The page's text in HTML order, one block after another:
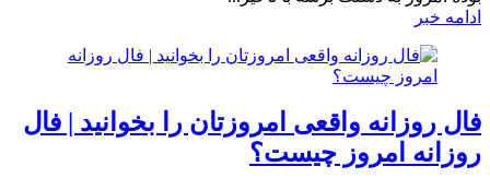
ادامه خبر
فال روزانه واقعی امروزتان را بخوانید | فال
روزانه امروز چیست؟